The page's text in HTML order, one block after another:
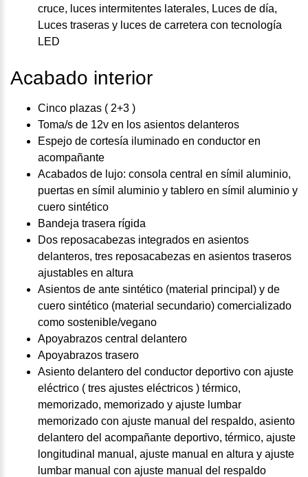
cruce, luces intermitentes laterales, Luces de día,
Luces traseras y luces de carretera con tecnología
LED
Acabado interior
Cinco plazas ( 2+3 )
Toma/s de 12v en los asientos delanteros
Espejo de cortesía iluminado en conductor en
acompañante
Acabados de lujo: consola central en símil aluminio,
puertas en símil aluminio y tablero en símil aluminio y
cuero sintético
Bandeja trasera rígida
Dos reposacabezas integrados en asientos
delanteros, tres reposacabezas en asientos traseros
ajustables en altura
Asientos de ante sintético (material principal) y de
cuero sintético (material secundario) comercializado
como sostenible/vegano
Apoyabrazos central delantero
Apoyabrazos trasero
Asiento delantero del conductor deportivo con ajuste
eléctrico ( tres ajustes eléctricos ) térmico,
memorizado, memorizado y ajuste lumbar
memorizado con ajuste manual del respaldo, asiento
delantero del acompañante deportivo, térmico, ajuste
longitudinal manual, ajuste manual en altura y ajuste
lumbar manual con ajuste manual del respaldo